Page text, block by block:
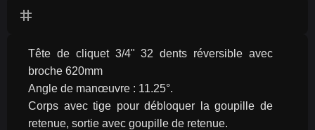
tag
Tête de cliquet 3/4" 32 dents réversible avec
broche 620mm
Angle de manœuvre : 11.25°.
Corps avec tige pour débloquer la goupille de
retenue, sortie avec goupille de retenue.